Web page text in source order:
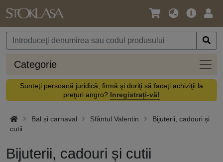
Limbă
Monedă
Meniul
Categorie
Sunteţi persoană juridică, firmă şi doriţi să faceţi achiziţii la
preţuri angro? Inregistrați-vă!
Bal și carnaval Sfântul Valentin
Bijuterii, cadouri și
cutii
Bijuterii, cadouri și cutii